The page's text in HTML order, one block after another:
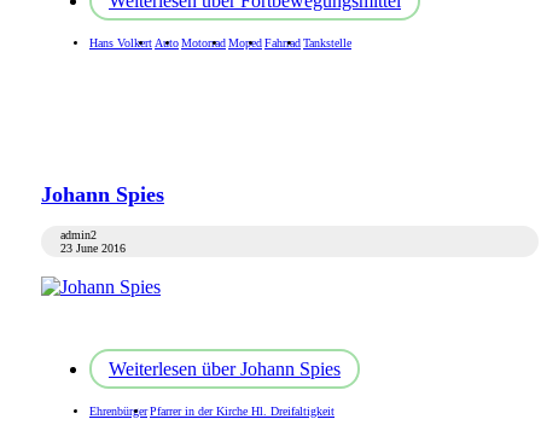
Hans VolkertAutoMotorradMopedFahrradTankstelle
Johann Spies
admin2
23 June 2016
Weiterlesen über Johann Spies
EhrenbürgerPfarrer in der Kirche Hl. Dreifaltigkeit